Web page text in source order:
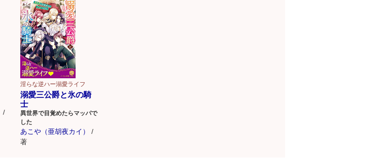
/
淫らな逆ハー溺愛ライフ
溺愛三公爵と氷の騎
士
異世界で目覚めたらマッパで
した
あこや（亜胡夜カイ）
/
著